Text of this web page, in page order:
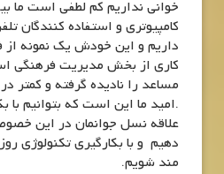
خوانی نداریم کم لطفی است ما
کامپیوتری و استفاده کنندگان
داریم و این خودش یک نمونه
کاری از بخش مدیریت فرهنگی
مساعد را نادیده گرفته و کمتر
.امید ما این است که بتوانیم با
علاقه نسل جوانمان در این
دهیم و با بکارگیری تکنولوژی روز
مند شویم.